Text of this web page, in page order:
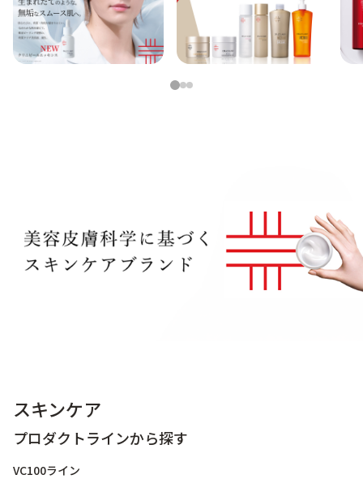
定期便
定期便
お電話でもご注文いただけます
0120-371-217
123
スキンケア
プロダクトラインから探す
VC100ライン